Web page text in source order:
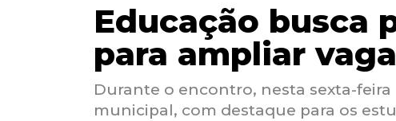
Educação busca
para ampliar
Durante o encontro, nesta sexta-
municipal, com destaque para os